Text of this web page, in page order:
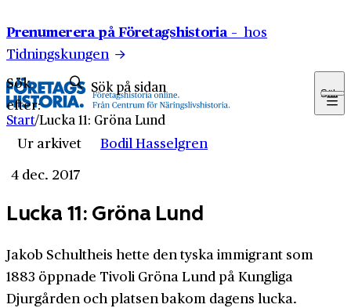
Prenumerera på Företagshistoria – hos
Tidningskungen
Sök
efter:
Sök
Start/Lucka 11: Gröna Lund
Ur arkivet
Bodil Hasselgren
4 dec. 2017
Lucka 11: Gröna Lund
Jakob Schultheis hette den tyska immigrant som
1883 öppnade Tivoli Gröna Lund på Kungliga
Djurgården och platsen bakom dagens lucka.